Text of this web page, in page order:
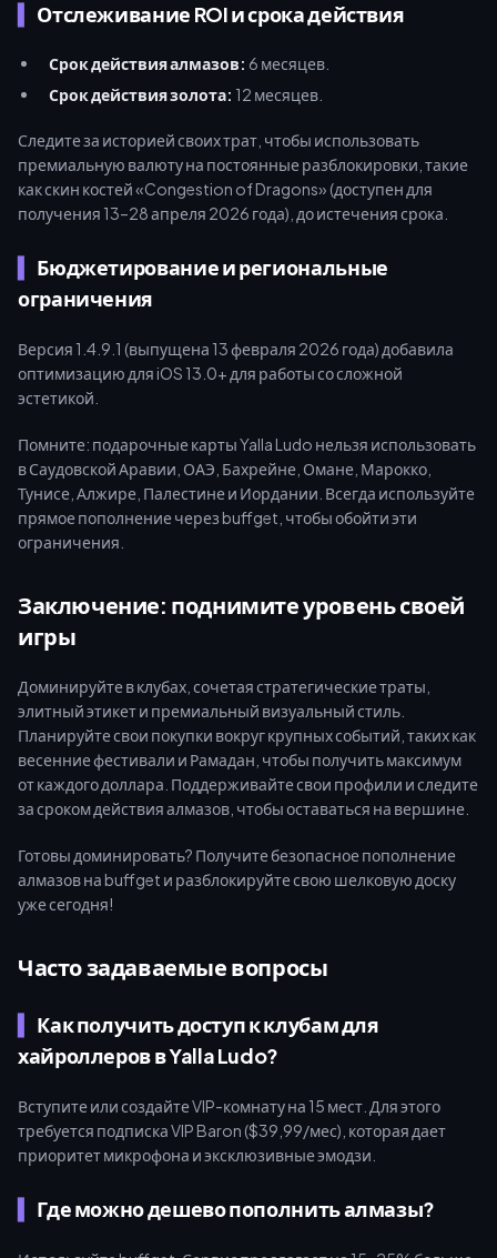
Отслеживание ROI и срока действия
Срок действия алмазов: 6 месяцев.
Срок действия золота: 12 месяцев.
Следите за историей своих трат, чтобы использовать
премиальную валюту на постоянные разблокировки, такие
как скин костей «Congestion of Dragons» (доступен для
получения 13–28 апреля 2026 года), до истечения срока.
Бюджетирование и региональные
ограничения
Версия 1.4.9.1 (выпущена 13 февраля 2026 года) добавила
оптимизацию для iOS 13.0+ для работы со сложной
эстетикой.
Помните: подарочные карты Yalla Ludo нельзя использовать
в Саудовской Аравии, ОАЭ, Бахрейне, Омане, Марокко,
Тунисе, Алжире, Палестине и Иордании. Всегда используйте
прямое пополнение через buffget, чтобы обойти эти
ограничения.
Заключение: поднимите уровень своей
игры
Доминируйте в клубах, сочетая стратегические траты,
элитный этикет и премиальный визуальный стиль.
Планируйте свои покупки вокруг крупных событий, таких как
весенние фестивали и Рамадан, чтобы получить максимум
от каждого доллара. Поддерживайте свои профили и следите
за сроком действия алмазов, чтобы оставаться на вершине.
Готовы доминировать? Получите безопасное пополнение
алмазов на buffget и разблокируйте свою шелковую доску
уже сегодня!
Часто задаваемые вопросы
Как получить доступ к клубам для
хайроллеров в Yalla Ludo?
Вступите или создайте VIP-комнату на 15 мест. Для этого
требуется подписка VIP Baron ($39,99/мес), которая дает
приоритет микрофона и эксклюзивные эмодзи.
Где можно дешево пополнить алмазы?